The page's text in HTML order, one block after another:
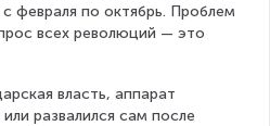
февраля по октябрь. Проблем
всех революций — это
власть, аппарат
развалился сам после